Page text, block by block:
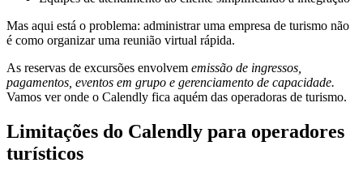
Mas aqui está o problema: administrar uma empresa de turismo não
é como organizar uma reunião virtual rápida.
As reservas de excursões envolvem emissão de ingressos,
pagamentos, eventos em grupo e gerenciamento de capacidade.
Vamos ver onde o Calendly fica aquém das operadoras de turismo.
Limitações do Calendly para operadores
turísticos